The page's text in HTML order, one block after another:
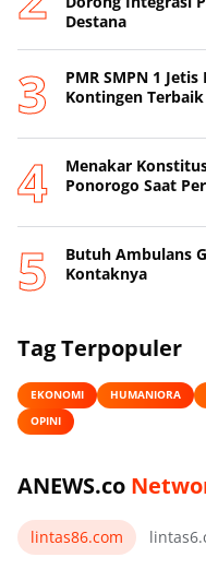
Destana
PMR SMPN 1
Kontingen Terbaik
Menakar
Ponorogo Saat
Butuh Ambulans
Kontaknya
Tag Terpopuler
EKONOMI HUMANIORA
OPINI
ANEWS.co
lintas86.com